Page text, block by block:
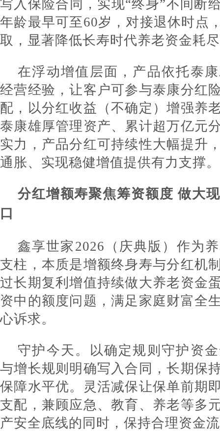
写入保险合同，实现“终身”不间断
年龄最早可至60岁，对接退休时点
取，显著降低长寿时代养老资金耗
在浮动增值层面，产品依托泰
经营经验，让客户可参与泰康分红
配，以分红收益（不确定）增强养
泰康雄厚管理资产、累计超万亿元
实力，产品分红可持续性大幅提升
通胀、实现稳健增值提供有力支撑。
分红增额寿聚焦筹资额度 做大
口
鑫享世家2026（庆典版）作为
支柱，本质是增额终身寿与分红机
过长期复利增值持续做大养老资金
资中的额度问题，满足家庭财富全
心诉求。
守护今天。以确定规则守护资
与增长规则明确写入合同，长期保
保障水平优。灵活减保让保单前期
支配，兼顾应急、教育、养老等多
产安全底线的同时，保持合理资金